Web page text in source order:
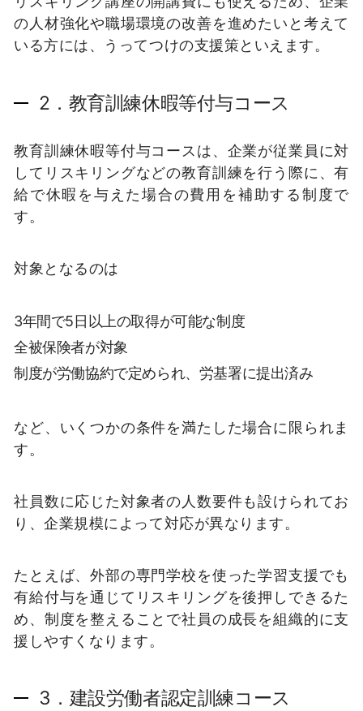
の人材強化や職場環境の改善を進めたいと考えて
いる方には、うってつけの支援策といえます。
2．教育訓練休暇等付与コース
教育訓練休暇等付与コースは、企業が従業員に対
してリスキリングなどの教育訓練を行う際に、有
給で休暇を与えた場合の費用を補助する制度で
す。
対象となるのは
3年間で5日以上の取得が可能な制度
全被保険者が対象
制度が労働協約で定められ、労基署に提出済み
など、いくつかの条件を満たした場合に限られま
す。
社員数に応じた対象者の人数要件も設けられてお
り、企業規模によって対応が異なります。
たとえば、外部の専門学校を使った学習支援でも
有給付与を通じてリスキリングを後押しできるた
め、制度を整えることで社員の成長を組織的に支
援しやすくなります。
3．建設労働者認定訓練コース